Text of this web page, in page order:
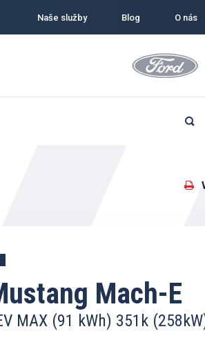
Naše služby Blog O nás
Mach-E
MAX (91 kWh) 351k